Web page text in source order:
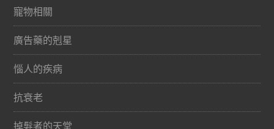
寵物相關
廣告藥的剋星
惱人的疾病
抗衰老
掉髮者的天堂